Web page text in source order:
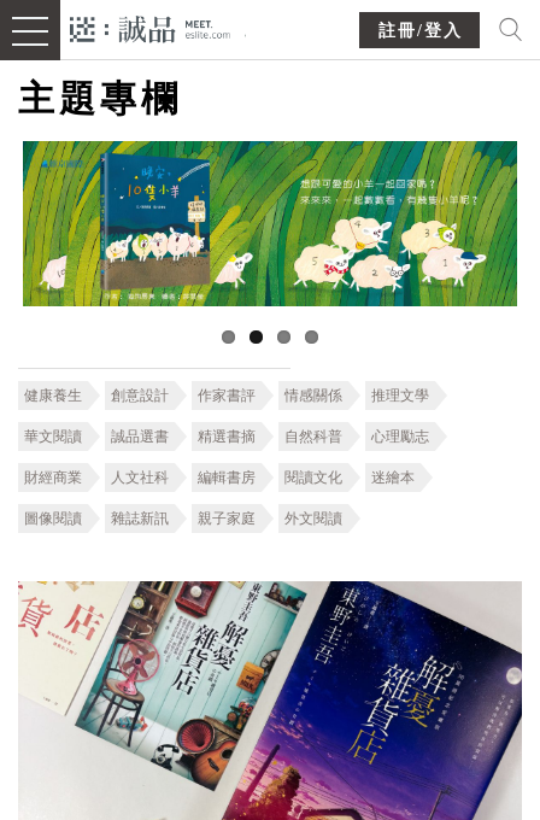
註冊/登入
主題專欄
健康養生 創意設計 作家書評 情感關係 推理文學
華文閱讀 誠品選書 精選書摘 自然科普 心理勵志
財經商業 人文社科 編輯書房 閱讀文化 迷繪本
圖像閱讀 雜誌新訊 親子家庭 外文閱讀